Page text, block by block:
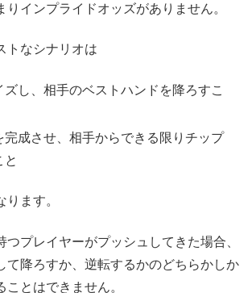
りインプライドオッズがありません。
トなシナリオは
ズし、相手のベストハンドを降ろすこ
完成させ、相手からできる限りチップ
と
ります。
つプレイヤーがプッシュしてきた場合、
て降ろすか、逆転するかのどちらかしか
ことはできません。